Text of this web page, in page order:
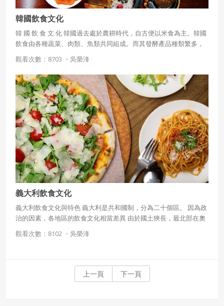
韓國飲食文化
韓 國 飲 食 文 化 韓國過去處於農耕時代，自古便以米食為主。韓國
飲食由各種蔬菜、肉類、魚類共同組成。而其發酵產品種類繁多，
例如泡菜、 海鮮漬物與醬料、豆醬等 各種發酵保存食品 依照日常生
活常見的韓國食物， 大約可分類如下日常飲食中， 常見的飲食代表
還有 (一) 米飯、粥 (二) 湯 (三) 涼拌菜 (四) 泡菜 (五) 海鮮醃製發酵品
(六) 砂鍋 生醃螃蟹(七) 拌 飯 (八) 煎 餅 (九) 韓 菓
觀看次數：8703 ・ 吳榮浲
義大利飲食文化
義大利飲食文化與特色 義大利是共和國制，分為二十個區。 因為政
治的因素，各地區的飲食文化相當差異 由於國土狹長，最北部在奧
地利之鄰，而最南部的西西里島與非洲是同一緯度，造成氣候極大
的差異，所以什麼樣的氣候長出什麼樣的生物 科莫湖旁的美麗小鎮
山周圍，因地形關係所飼養的牲畜為羊，因此造就南部飲食大部分
觀看次數：8102 ・ 吳榮浲
上一頁 下一頁